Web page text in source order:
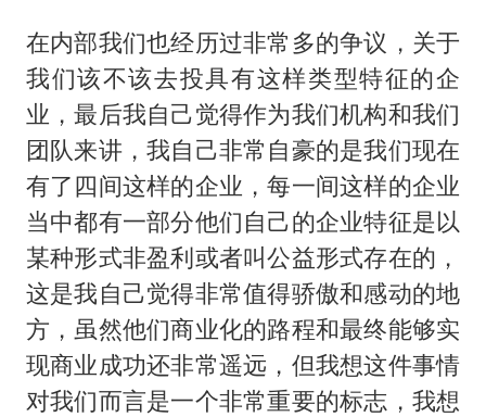
在内部我们也经历过非常多的争议，关于
我们该不该去投具有这样类型特征的企
业，最后我自己觉得作为我们机构和我们
团队来讲，我自己非常自豪的是我们现在
有了四间这样的企业，每一间这样的企业
当中都有一部分他们自己的企业特征是以
某种形式非盈利或者叫公益形式存在的，
这是我自己觉得非常值得骄傲和感动的地
方，虽然他们商业化的路程和最终能够实
现商业成功还非常遥远，但我想这件事情
对我们而言是一个非常重要的标志，我想